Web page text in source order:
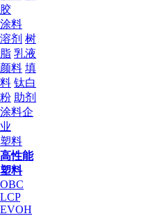
胶
涂料
溶剂 树
脂 乳液
颜料 填
料 钛白
粉 助剂
涂料企
业
塑料
高性能
塑料
OBC
LCP
EVOH